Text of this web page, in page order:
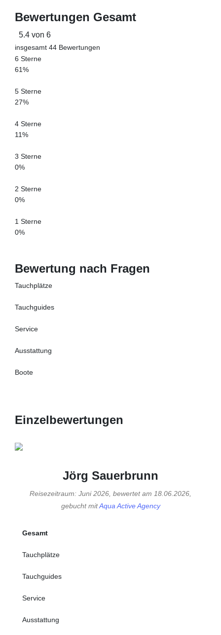
Bewertungen Gesamt
5.4 von 6
insgesamt 44 Bewertungen
6 Sterne
61%
5 Sterne
27%
4 Sterne
11%
3 Sterne
0%
2 Sterne
0%
1 Sterne
0%
Bewertung nach Fragen
Tauchplätze
Tauchguides
Service
Ausstattung
Boote
Einzelbewertungen
Jörg Sauerbrunn
Reisezeitraum: Juni 2026, bewertet am 18.06.2026,
gebucht mitAqua Active Agency
Gesamt
Tauchplätze
Tauchguides
Service
Ausstattung